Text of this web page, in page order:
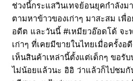
ช่วงนี้กระแสวินเทจย้อนยุคกำลังม
ตามหาข้าวของเก่าๆ มาสะสม เพื่
อดีต และวันนี้ #เหมียวอ๊อดโด้ จะ
เก่าๆ ที่เคยมีขายในไทยเมื่อครั้งอ
เห็นสินค้าเหล่านี้ตั้งแต่เด็กๆ ขอรั
ไม่น้อยแล้วนะ อิอิ ว่าแล้วก็ไปชม